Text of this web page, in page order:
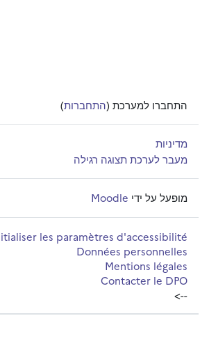
התחברו למערכת (התחברות)
מדיניות
מעבר לערכת תצוגה רגילה
מופעל על ידי Moodle
les paramètres d'accessibilité
Données personnelles
Mentions légales
Contacter le DPO
-->